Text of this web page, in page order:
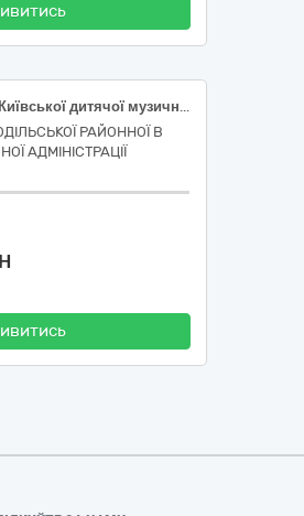
«Поточний ремонт Київської дитячої музичної школи № 31 (ремонт коридорів, заміна електромережі) за адресою: вулиця Сирецька, 13 Подільського району міста Києва код ДК 021:2015: 45450000-6 Інші завершальні будівельні роботи»
РАЙОННОЇ В
АДМІНІСТРАЦІЇ